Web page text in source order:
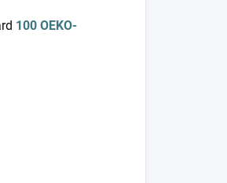
100 OEKO-